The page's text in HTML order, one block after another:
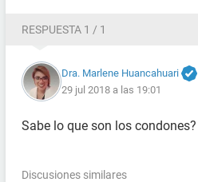
RESPUESTA 1 / 1
Dra. Marlene Huancahuari
29 jul 2018 a las 19:01
Sabe lo que son los condones?
Discusiones similares